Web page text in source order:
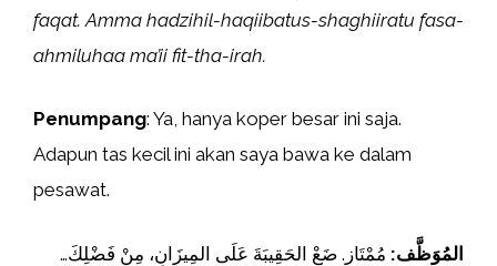
faqat. Amma hadzihil-haqiibatus-shaghiiratu fasa-
ahmiluhaa ma’ii fit-tha-irah.
Penumpang: Ya, hanya koper besar ini saja.
Adapun tas kecil ini akan saya bawa ke dalam
pesawat.
المُوَظَّف: مُمْتَاز. ضَعْ الحَقِيبَةَ عَلَى المِيزَانِ، مِنْ فَضْلِكَ…